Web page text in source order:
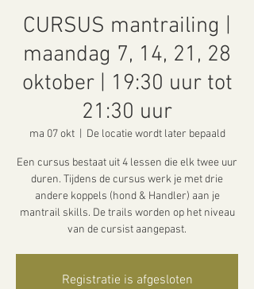
CURSUS mantrailing |
maandag 7, 14, 21, 28
oktober | 19:30 uur tot
21:30 uur
ma 07 okt
  |
De locatie wordt later bepaald
Een cursus bestaat uit 4 lessen die elk twee uur
duren. Tijdens de cursus werk je met drie
andere koppels (hond & Handler) aan je
mantrail skills. De trails worden op het niveau
van de cursist aangepast.
Registratie is afgesloten